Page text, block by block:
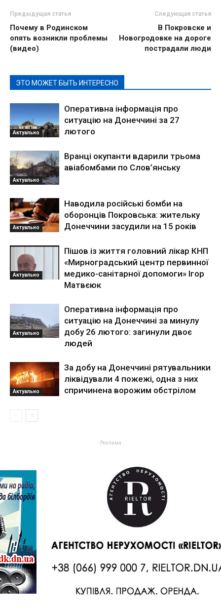
Предыдущая статья
Почему в Родинском
опять возникли проблемы
(видео)
Следующая статья
В Покровске и
Новогродовке на дороге
пострадали люди
ЭТО МОЖЕТ БЫТЬ ИНТЕРЕСНО
Актуально
Оперативна інформація про
ситуацію на Донеччині за 27
лютого
Актуально
Вранці окупанти вдарили трьома
авіабомбами по Слов’янську
Актуально
Наводила російські бомби на
оборонців Покровська: жительку
Донеччини засудили на 15 років
Актуально
Пішов із життя головний лікар КНП
«Мирноградський центр первинної
медико-санітарної допомоги» Ігор
Матвєюк
Актуально
Оперативна інформація про
ситуацію на Донеччині за минулу
добу 26 лютого: загинули двоє
людей
Актуально
За добу на Донеччині рятувальники
ліквідували 4 пожежі, одна з них
спричинена ворожим обстрілом
- Реклама -